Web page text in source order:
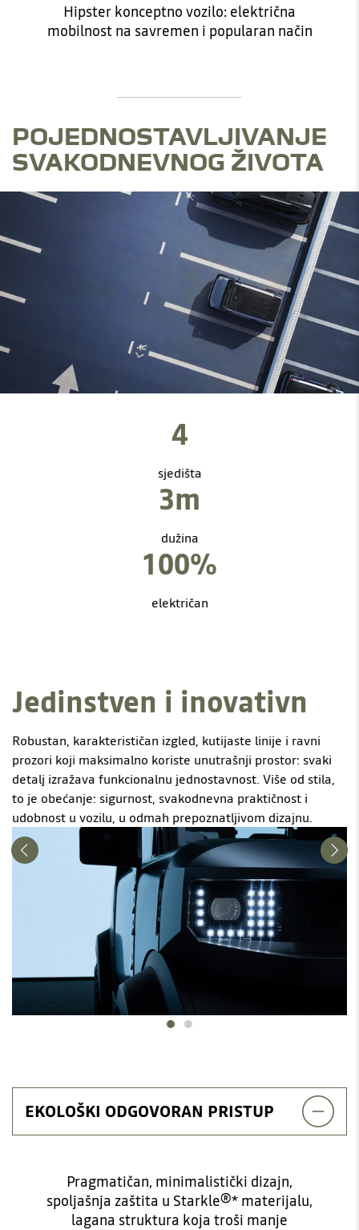
Hipster konceptno vozilo: električna
mobilnost na savremen i popularan način
POJEDNOSTAVLJIVANJE
SVAKODNEVNOG ŽIVOTA
4
sjedišta
3m
dužina
100%
električan
Jedinstven i inovativn
Robustan, karakterističan izgled, kutijaste linije i ravni
prozori koji maksimalno koriste unutrašnji prostor: svaki
detalj izražava funkcionalnu jednostavnost. Više od stila,
to je obećanje: sigurnost, svakodnevna praktičnost i
udobnost u vozilu, u odmah prepoznatljivom dizajnu.
EKOLOŠKI ODGOVORAN PRISTUP
Pragmatičan, minimalistički dizajn,
spoljašnja zaštita u Starkle®* materijalu,
lagana struktura koja troši manje